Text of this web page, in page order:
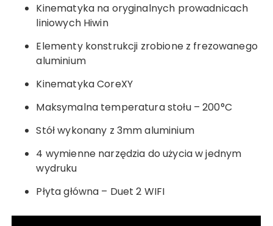
Kinematyka na oryginalnych prowadnicach
liniowych Hiwin
Elementy konstrukcji zrobione z frezowanego
aluminium
Kinematyka CoreXY
Maksymalna temperatura stołu – 200°C
Stół wykonany z 3mm aluminium
4 wymienne narzędzia do użycia w jednym
wydruku
Płyta główna – Duet 2 WIFI